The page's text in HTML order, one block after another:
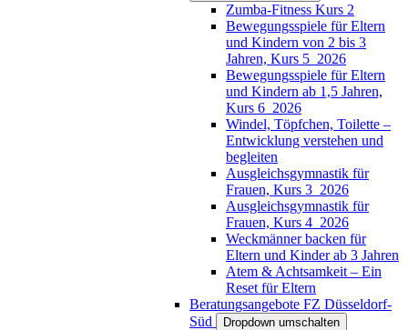
Zumba-Fitness Kurs 2
Bewegungsspiele für Eltern
und Kindern von 2 bis 3
Jahren, Kurs 5_2026
Bewegungsspiele für Eltern
und Kindern ab 1,5 Jahren,
Kurs 6_2026
Windel, Töpfchen, Toilette –
Entwicklung verstehen und
begleiten
Ausgleichsgymnastik für
Frauen, Kurs 3_2026
Ausgleichsgymnastik für
Frauen, Kurs 4_2026
Weckmänner backen für
Eltern und Kinder ab 3 Jahren
Atem & Achtsamkeit – Ein
Reset für Eltern
Beratungsangebote FZ Düsseldorf-
Süd
Dropdown umschalten